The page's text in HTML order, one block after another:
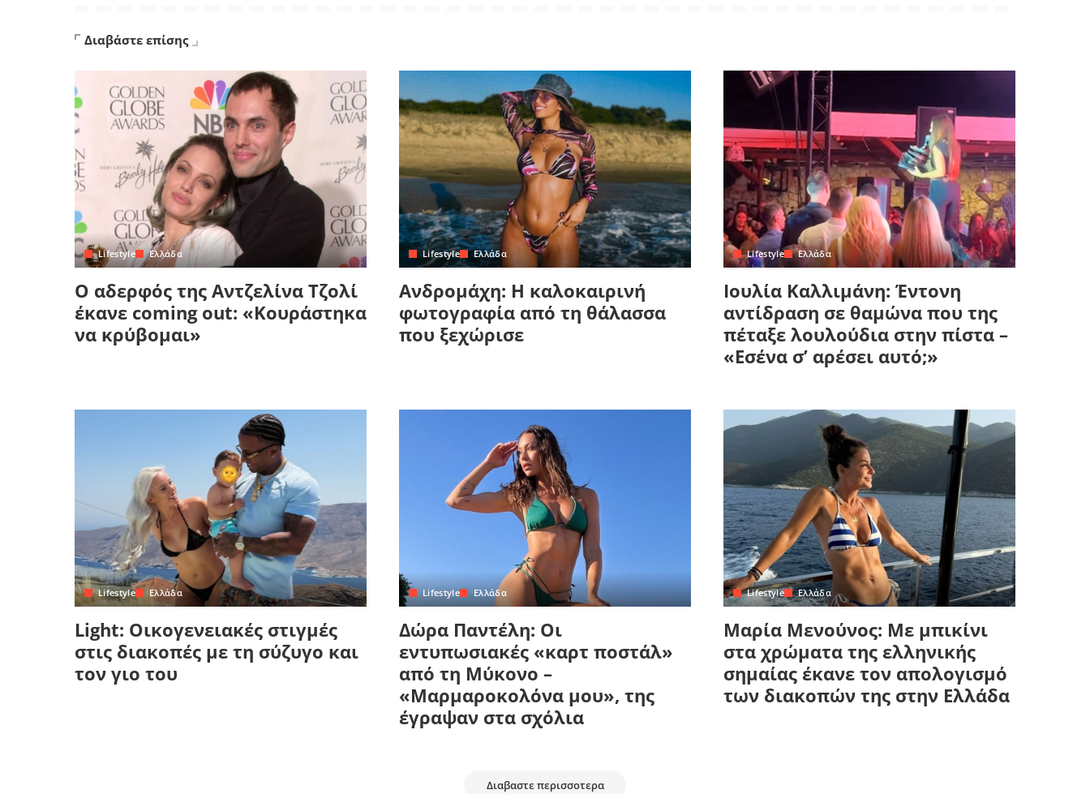
Διαβάστε επίσης
Lifestyle Ελλάδα
Ο αδερφός της Αντζελίνα Τζολί
έκανε coming out: «Κουράστηκα
να κρύβομαι»
Lifestyle Ελλάδα
Ανδρομάχη: Η καλοκαιρινή
φωτογραφία από τη θάλασσα
που ξεχώρισε
Lifestyle Ελλάδα
Ιουλία Καλλιμάνη: Έντονη
αντίδραση σε θαμώνα που της
πέταξε λουλούδια στην πίστα –
«Εσένα σ’ αρέσει αυτό;»
Lifestyle Ελλάδα
Light: Οικογενειακές στιγμές
στις διακοπές με τη σύζυγο και
τον γιο του
Lifestyle Ελλάδα
Δώρα Παντέλη: Οι
εντυπωσιακές «καρτ ποστάλ»
από τη Μύκονο –
«Μαρμαροκολόνα μου», της
έγραψαν στα σχόλια
Lifestyle Ελλάδα
Μαρία Μενούνος: Με μπικίνι
στα χρώματα της ελληνικής
σημαίας έκανε τον απολογισμό
των διακοπών της στην Ελλάδα
Διαβαστε περισσοτερα